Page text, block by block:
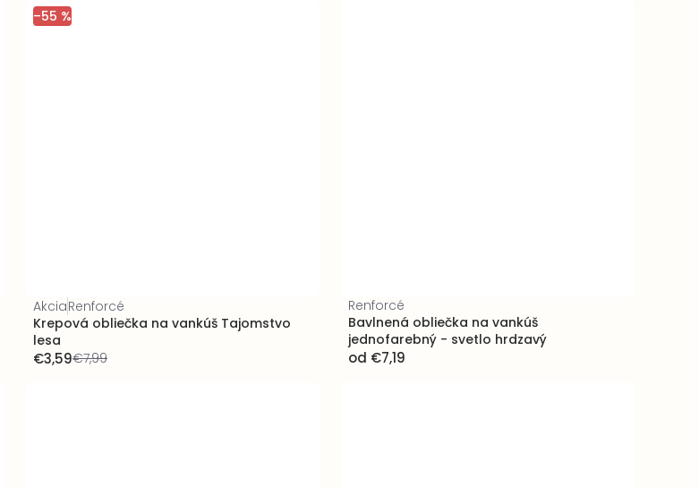
–55 %
AkciaRenforcé
Krepová obliečka na vankúš Tajomstvo
lesa
€7,99
€3,59
Renforcé
Bavlnená obliečka na vankúš
jednofarebný - svetlo hrdzavý
od €7,19